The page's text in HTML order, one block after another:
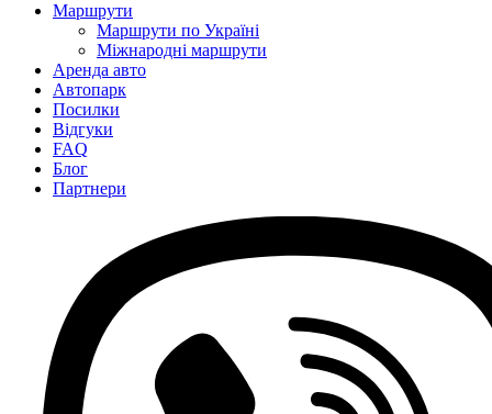
Маршрути
Маршрути по Україні
Міжнародні маршрути
Аренда авто
Автопарк
Посилки
Відгуки
FAQ
Блог
Партнери